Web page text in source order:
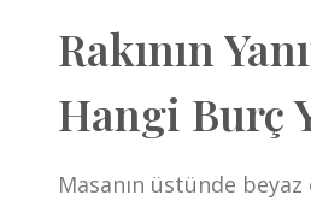
Rakının
Hangi Burç
Masanın üstünde